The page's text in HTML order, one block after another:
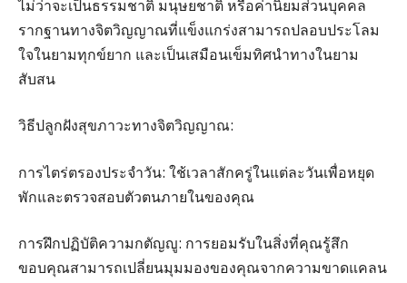
ไม่ว่าจะเป็นธรรมชาติ มนุษยชาติ หรือค่านิยมส่วนบุคคล
รากฐานทางจิตวิญญาณที่แข็งแกร่งสามารถปลอบประโลม
ใจในยามทุกข์ยาก และเป็นเสมือนเข็มทิศนำทางในยาม
สับสน
วิธีปลูกฝังสุขภาวะทางจิตวิญญาณ:
การไตร่ตรองประจำวัน: ใช้เวลาสักครู่ในแต่ละวันเพื่อหยุด
พักและตรวจสอบตัวตนภายในของคุณ
การฝึกปฏิบัติความกตัญญู: การยอมรับในสิ่งที่คุณรู้สึก
ขอบคุณสามารถเปลี่ยนมุมมองของคุณจากความขาดแคลน